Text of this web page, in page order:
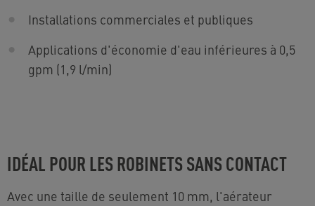
Installations commerciales et publiques
Applications d'économie d'eau inférieures à 0,5
gpm (1,9 l/min)
IDÉAL POUR LES ROBINETS SANS CONTACT
Avec une taille de seulement 10 mm, l'aérateur